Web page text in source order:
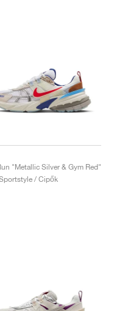
"Metallic Silver & Gym Red"
/ Cipők